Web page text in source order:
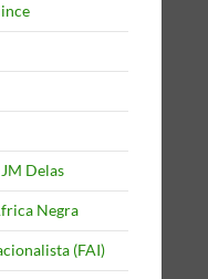
Delas
Negra
(FAI)